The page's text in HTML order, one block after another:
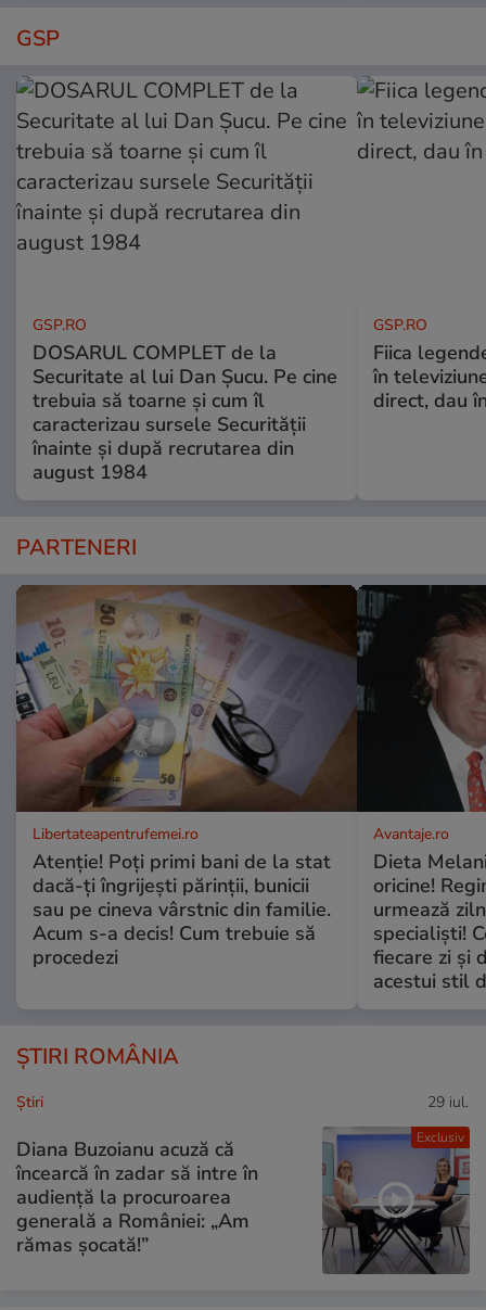
GSP
GSP.RO
DOSARUL COMPLET de la
Securitate al lui Dan Șucu. Pe cine
trebuia să toarne și cum îl
caracterizau sursele Securității
înainte și după recrutarea din
august 1984
GSP.RO
Fiica
în
direct, dau
PARTENERI
Libertateapentrufemei.ro
Atenție! Poți primi bani de la stat
dacă-ți îngrijești părinții, bunicii
sau pe cineva vârstnic din familie.
Acum s-a decis! Cum trebuie să
procedezi
Avantaje.ro
Dieta
oricine!
urmează
specialiști!
fiecare zi și
acestui stil
ȘTIRI ROMÂNIA
Exclusiv
Ştiri 29 iul.
Diana Buzoianu acuză că
încearcă în zadar să intre în
audiență la procuroarea
generală a României: „Am
rămas șocată!”